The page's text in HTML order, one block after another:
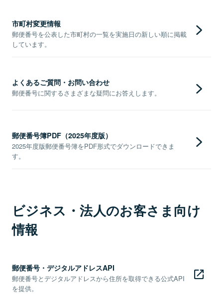
市町村変更情報
郵便番号を公表した市町村の一覧を実施日の新しい順に掲載
しています。
よくあるご質問・お問い合わせ
郵便番号に関するさまざまな疑問にお答えします。
郵便番号簿PDF（2025年度版）
2025年度版郵便番号簿をPDF形式でダウンロードできま
す。
ビジネス・法人のお客さま向け
情報
郵便番号・デジタルアドレスAPI
郵便番号とデジタルアドレスから住所を取得できる公式API
を提供。